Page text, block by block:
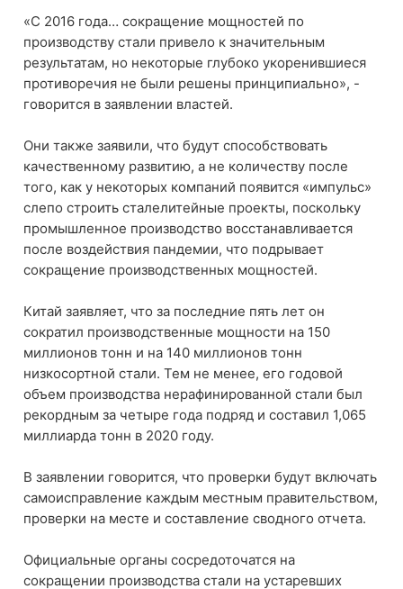
«С 2016 года… сокращение мощностей по
производству стали привело к значительным
результатам, но некоторые глубоко укоренившиеся
противоречия не были решены принципиально», -
говорится в заявлении властей.
Они также заявили, что будут способствовать
качественному развитию, а не количеству после
того, как у некоторых компаний появится «импульс»
слепо строить сталелитейные проекты, поскольку
промышленное производство восстанавливается
после воздействия пандемии, что подрывает
сокращение производственных мощностей.
Китай заявляет, что за последние пять лет он
сократил производственные мощности на 150
миллионов тонн и на 140 миллионов тонн
низкосортной стали. Тем не менее, его годовой
объем производства нерафинированной стали был
рекордным за четыре года подряд и составил 1,065
миллиарда тонн в 2020 году.
В заявлении говорится, что проверки будут включать
самоисправление каждым местным правительством,
проверки на месте и составление сводного отчета.
Официальные органы сосредоточатся на
сокращении производства стали на устаревших